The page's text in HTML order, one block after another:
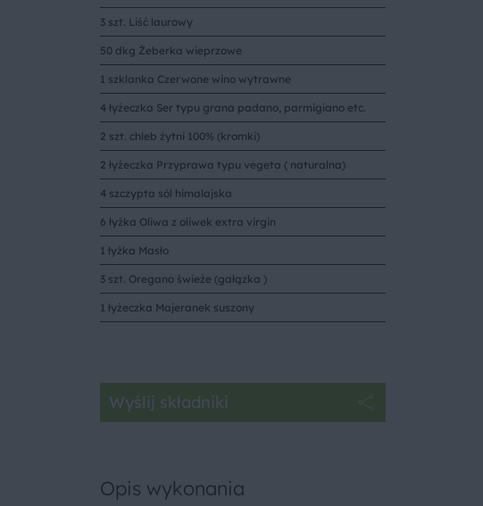
3 szt. Liść laurowy
50 dkg Żeberka wieprzowe
1 szklanka Czerwone wino wytrawne
4 łyżeczka Ser typu grana padano, parmigiano etc.
2 szt. chleb żytni 100% (kromki)
2 łyżeczka Przyprawa typu vegeta ( naturalna)
4 szczypta sól himalajska
6 łyżka Oliwa z oliwek extra virgin
1 łyżka Masło
3 szt. Oregano świeże (gałązka )
1 łyżeczka Majeranek suszony
Wyślij składniki
Opis wykonania